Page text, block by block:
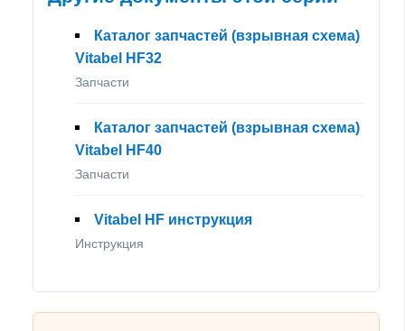
Каталог запчастей (взрывная схема)
Vitabel HF32
Запчасти
Каталог запчастей (взрывная схема)
Vitabel HF40
Запчасти
Vitabel HF инструкция
Инструкция